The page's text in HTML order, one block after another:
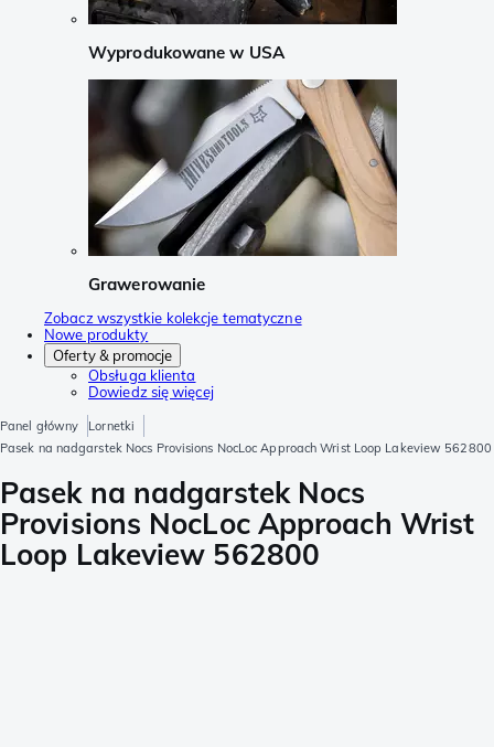
Wyprodukowane w USA
Grawerowanie
Zobacz wszystkie kolekcje tematyczne
Nowe produkty
Oferty & promocje
Obsługa klienta
Dowiedz się więcej
Panel główny
Lornetki
Pasek na nadgarstek Nocs Provisions NocLoc Approach Wrist Loop Lakeview 562800
Pasek na nadgarstek Nocs
Provisions NocLoc Approach Wrist
Loop Lakeview 562800